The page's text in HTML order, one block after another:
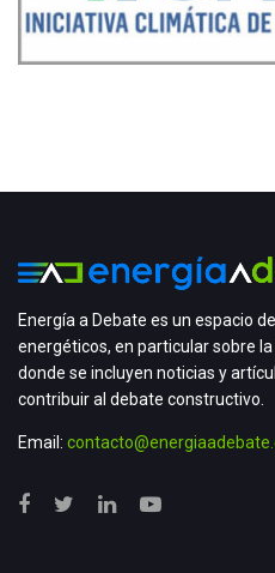
Energía a Debate es un espacio
energéticos, en particular sobre
donde se incluyen noticias y
contribuir al debate constructivo.
Email: